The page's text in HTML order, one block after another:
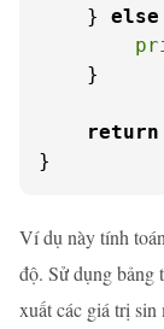
    }
else
    }
return
}
Ví dụ này tính
độ. Sử dụng bảng
xuất các giá trị sin